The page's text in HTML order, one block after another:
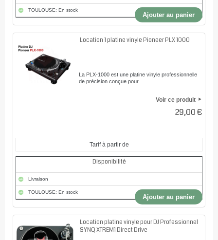
TOULOUSE: En stock
Ajouter au panier
Location 1 platine vinyle Pioneer PLX 1000
La PLX-1000 est une platine vinyle professionnelle
de précision conçue pour...
Voir ce produit
29,00 €
Tarif à partir de
Disponibilité
Livraison
TOULOUSE: En stock
Ajouter au panier
Location platine vinyle pour DJ Professionnel
SYNQ XTREM1 Direct Drive